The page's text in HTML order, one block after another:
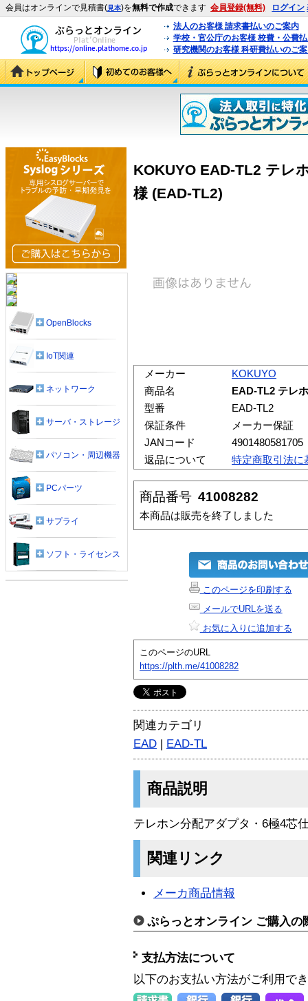
会員はオンラインで見積書(見本)を無料で作成できます 会員登録(無料) ログイン
法人のお客様 請求書払いのご案内
学校・官公庁のお客様 校費・公費
研究機関のお客様 科研費払いのご
KOKUYO EAD-TL2 テレ
様 (EAD-TL2)
メーカー
KOKUYO
商品名
EAD-TL2 テレ
型番
EAD-TL2
保証条件
メーカー保証
JANコード
4901480581705
返品について
特定商取引法に
商品番号 41008282
本商品は販売を終了しました
このページを印刷する
メールでURLを送る
お気に入りに追加する
このページのURL
https://plth.me/41008282
関連カテゴリ
EAD | EAD-TL
商品説明
テレホン分配アダプタ・6極4芯
関連リンク
メーカ商品情報
ぷらっとオンライン ご購入の
支払方法について
以下のお支払い方法がご利用で
OpenBlocks
IoT関連
ネットワーク
サーバ・ストレージ
パソコン・周辺機器
PCパーツ
サプライ
ソフト・ライセンス